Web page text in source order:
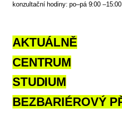
konzultační hodiny: po–pá 9:00 –15:00
AKTUÁLNĚ
CENTRUM
STUDIUM
BEZBARIÉROVÝ